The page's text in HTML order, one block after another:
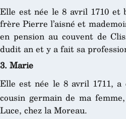
Elle est née le 8 avril 1710 et
frère Pierre l’aisné et
en pension au couvent de
dudit an et y a fait sa
3. Marie
Elle est née le 8 avril 1711, a
cousin germain de ma
Luce, chez la Moreau.